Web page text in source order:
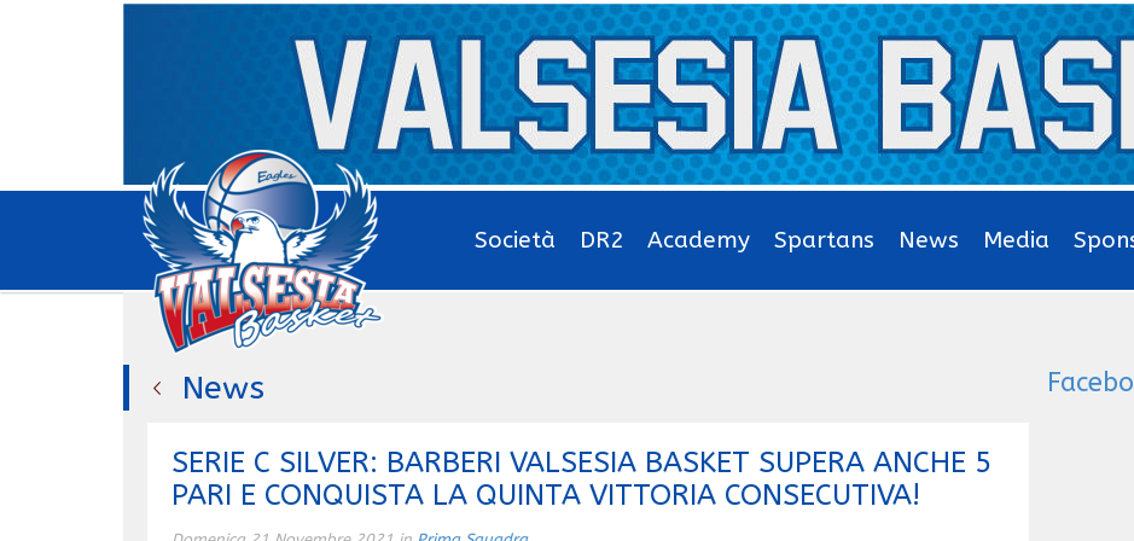
Società DR2 Academy Spartans News Media
News
SERIE C SILVER: BARBERI VALSESIA BASKET SUPERA ANCHE 5
PARI E CONQUISTA LA QUINTA VITTORIA CONSECUTIVA!